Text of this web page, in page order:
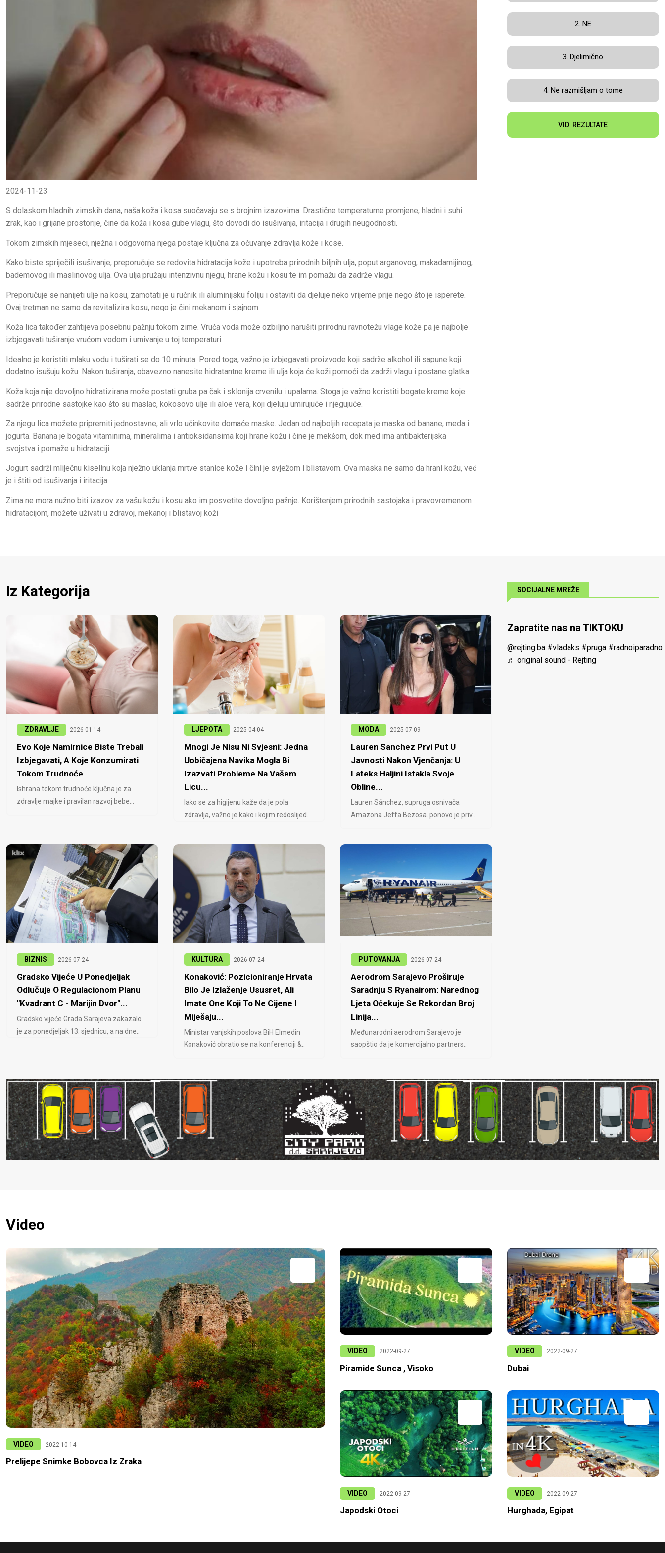
2024-11-23
S dolaskom hladnih zimskih dana, naša koža i kosa suočavaju se s brojnim izazovima. Drastične temperaturne promjene, hladni i suhi
zrak, kao i grijane prostorije, čine da koža i kosa gube vlagu, što dovodi do isušivanja, iritacija i drugih neugodnosti.
Tokom zimskih mjeseci, nježna i odgovorna njega postaje ključna za očuvanje zdravlja kože i kose.
Kako biste spriječili isušivanje, preporučuje se redovita hidratacija kože i upotreba prirodnih biljnih ulja, poput arganovog, makadamijinog,
bademovog ili maslinovog ulja. Ova ulja pružaju intenzivnu njegu, hrane kožu i kosu te im pomažu da zadrže vlagu.
Preporučuje se nanijeti ulje na kosu, zamotati je u ručnik ili aluminijsku foliju i ostaviti da djeluje neko vrijeme prije nego što je isperete.
Ovaj tretman ne samo da revitalizira kosu, nego je čini mekanom i sjajnom.
Koža lica također zahtijeva posebnu pažnju tokom zime. Vruća voda može ozbiljno narušiti prirodnu ravnotežu vlage kože pa je najbolje
izbjegavati tuširanje vrućom vodom i umivanje u toj temperaturi.
Idealno je koristiti mlaku vodu i tuširati se do 10 minuta. Pored toga, važno je izbjegavati proizvode koji sadrže alkohol ili sapune koji
dodatno isušuju kožu. Nakon tuširanja, obavezno nanesite hidratantne kreme ili ulja koja će koži pomoći da zadrži vlagu i postane glatka.
Koža koja nije dovoljno hidratizirana može postati gruba pa čak i sklonija crvenilu i upalama. Stoga je važno koristiti bogate kreme koje
sadrže prirodne sastojke kao što su maslac, kokosovo ulje ili aloe vera, koji djeluju umirujuće i njegujuće.
Za njegu lica možete pripremiti jednostavne, ali vrlo učinkovite domaće maske. Jedan od najboljih recepata je maska od banane, meda i
jogurta. Banana je bogata vitaminima, mineralima i antioksidansima koji hrane kožu i čine je mekšom, dok med ima antibakterijska
svojstva i pomaže u hidrataciji.
Jogurt sadrži mliječnu kiselinu koja nježno uklanja mrtve stanice kože i čini je svježom i blistavom. Ova maska ne samo da hrani kožu, već
je i štiti od isušivanja i iritacija.
Zima ne mora nužno biti izazov za vašu kožu i kosu ako im posvetite dovoljno pažnje. Korištenjem prirodnih sastojaka i pravovremenom
hidratacijom, možete uživati u zdravoj, mekanoj i blistavoj koži
2. NE
3. Djelimično
4. Ne razmišljam o tome
VIDI REZULTATE
Iz Kategorija
ZDRAVLJE 2026-01-14
Evo Koje Namirnice Biste Trebali
Izbjegavati, A Koje Konzumirati
Tokom Trudnoće...
Ishrana tokom trudnoće ključna je za
zdravlje majke i pravilan razvoj bebe...
LJEPOTA 2025-04-04
Mnogi Je Nisu Ni Svjesni: Jedna
Uobičajena Navika Mogla Bi
Izazvati Probleme Na Vašem
Licu...
Iako se za higijenu kaže da je pola
zdravlja, važno je kako i kojim redoslijed..
MODA 2025-07-09
Lauren Sanchez Prvi Put U
Javnosti Nakon Vjenčanja: U
Lateks Haljini Istakla Svoje
Obline...
Lauren Sánchez, supruga osnivača
Amazona Jeffa Bezosa, ponovo je priv..
BIZNIS 2026-07-24
Gradsko Vijeće U Ponedjeljak
Odlučuje O Regulacionom Planu
"Kvadrant C - Marijin Dvor"...
Gradsko vijeće Grada Sarajeva zakazalo
je za ponedjeljak 13. sjednicu, a na dne..
KULTURA 2026-07-24
Konaković: Pozicioniranje Hrvata
Bilo Je Izlaženje Ususret, Ali
Imate One Koji To Ne Cijene I
Miješaju...
Ministar vanjskih poslova BiH Elmedin
Konaković obratio se na konferenciji &..
PUTOVANJA 2026-07-24
Aerodrom Sarajevo Proširuje
Saradnju S Ryanairom: Narednog
Ljeta Očekuje Se Rekordan Broj
Linija...
Međunarodni aerodrom Sarajevo je
saopštio da je komercijalno partners..
SOCIJALNE MREŽE
Zapratite nas na TIKTOKU
@rejting.ba #vladaks #pruga #radnoiparadno
♬ original sound - Rejting
Video
VIDEO 2022-10-14
Prelijepe Snimke Bobovca Iz Zraka
VIDEO 2022-09-27
Piramide Sunca , Visoko
VIDEO 2022-09-27
Japodski Otoci
VIDEO 2022-09-27
Dubai
VIDEO 2022-09-27
Hurghada, Egipat